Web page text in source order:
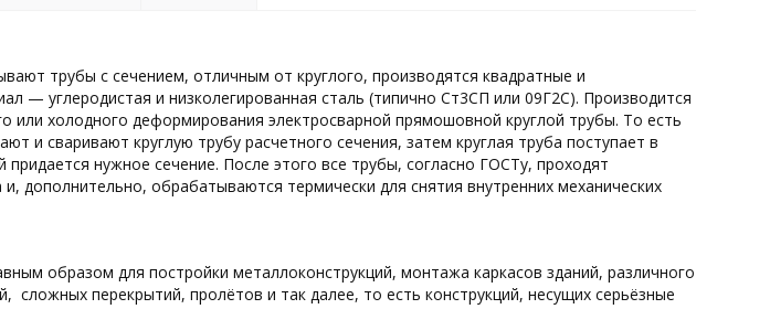
трубы с сечением, отличным от круглого, производятся квадратные и
— углеродистая и низколегированная сталь (типично Ст3СП или 09Г2С). Производится
или холодного деформирования электросварной прямошовной круглой трубы. То есть
и сваривают круглую трубу расчетного сечения, затем круглая труба поступает в
нужное сечение. После этого все трубы, согласно ГОСТу, проходят
дополнительно, обрабатываются термически для снятия внутренних механических
образом для постройки металлоконструкций, монтажа каркасов зданий, различного
сложных перекрытий, пролётов и так далее, то есть конструкций, несущих серьёзные